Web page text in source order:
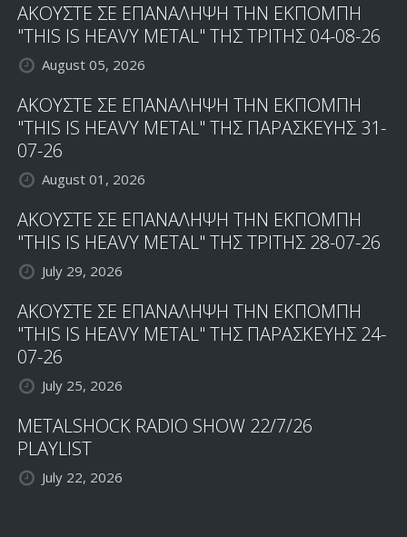
OF
SLUMBER
ΑΚΟΥΣΤΕ ΣΕ ΕΠΑΝΑΛΗΨΗ ΤΗΝ ΕΚΠΟΜΠΗ
"THIS IS HEAVY METAL" ΤΗΣ ΤΡΙΤΗΣ 04-08-26
August 05, 2026
ΑΚΟΥΣΤΕ ΣΕ ΕΠΑΝΑΛΗΨΗ ΤΗΝ ΕΚΠΟΜΠΗ
"THIS IS HEAVY METAL" ΤΗΣ ΠΑΡΑΣΚΕΥΗΣ 31-
07-26
August 01, 2026
ΑΚΟΥΣΤΕ ΣΕ ΕΠΑΝΑΛΗΨΗ ΤΗΝ ΕΚΠΟΜΠΗ
"THIS IS HEAVY METAL" ΤΗΣ ΤΡΙΤΗΣ 28-07-26
July 29, 2026
ΑΚΟΥΣΤΕ ΣΕ ΕΠΑΝΑΛΗΨΗ ΤΗΝ ΕΚΠΟΜΠΗ
"THIS IS HEAVY METAL" ΤΗΣ ΠΑΡΑΣΚΕΥΗΣ 24-
07-26
July 25, 2026
METALSHOCK RADIO SHOW 22/7/26
PLAYLIST
July 22, 2026